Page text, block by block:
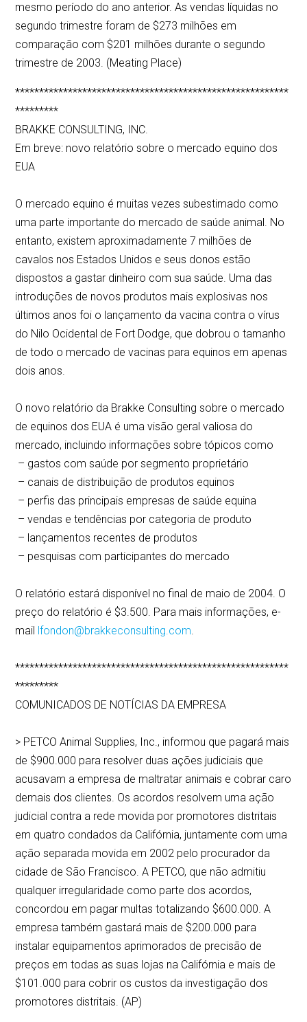
mesmo período do ano anterior. As vendas líquidas no
segundo trimestre foram de $273 milhões em
comparação com $201 milhões durante o segundo
trimestre de 2003. (Meating Place)
*********************************************************
*********
BRAKKE CONSULTING, INC.
Em breve: novo relatório sobre o mercado equino dos
EUA
O mercado equino é muitas vezes subestimado como
uma parte importante do mercado de saúde animal. No
entanto, existem aproximadamente 7 milhões de
cavalos nos Estados Unidos e seus donos estão
dispostos a gastar dinheiro com sua saúde. Uma das
introduções de novos produtos mais explosivas nos
últimos anos foi o lançamento da vacina contra o vírus
do Nilo Ocidental de Fort Dodge, que dobrou o tamanho
de todo o mercado de vacinas para equinos em apenas
dois anos.
O novo relatório da Brakke Consulting sobre o mercado
de equinos dos EUA é uma visão geral valiosa do
mercado, incluindo informações sobre tópicos como
– gastos com saúde por segmento proprietário
– canais de distribuição de produtos equinos
– perfis das principais empresas de saúde equina
– vendas e tendências por categoria de produto
– lançamentos recentes de produtos
– pesquisas com participantes do mercado
O relatório estará disponível no final de maio de 2004. O
preço do relatório é $3.500. Para mais informações, e-
mail lfondon@brakkeconsulting.com.
*********************************************************
*********
COMUNICADOS DE NOTÍCIAS DA EMPRESA
> PETCO Animal Supplies, Inc., informou que pagará mais
de $900.000 para resolver duas ações judiciais que
acusavam a empresa de maltratar animais e cobrar caro
demais dos clientes. Os acordos resolvem uma ação
judicial contra a rede movida por promotores distritais
em quatro condados da Califórnia, juntamente com uma
ação separada movida em 2002 pelo procurador da
cidade de São Francisco. A PETCO, que não admitiu
qualquer irregularidade como parte dos acordos,
concordou em pagar multas totalizando $600.000. A
empresa também gastará mais de $200.000 para
instalar equipamentos aprimorados de precisão de
preços em todas as suas lojas na Califórnia e mais de
$101.000 para cobrir os custos da investigação dos
promotores distritais. (AP)